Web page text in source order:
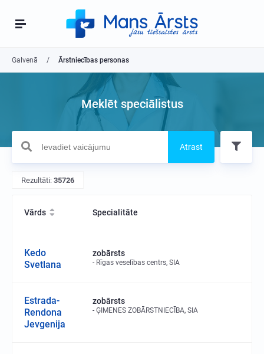
Galvenā Ārstniecības personas
Meklēt speciālistus
Atrast
Rezultāti: 35726
Vārds Specialitāte
Kedo
Svetlana
zobārsts
Rīgas veselības centrs, SIA
Estrada-
Rendona
Jevgenija
zobārsts
ĢIMENES ZOBĀRSTNIECĪBA, SIA